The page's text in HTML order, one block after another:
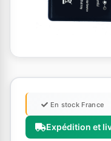
Expédition et
En stock France